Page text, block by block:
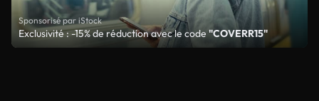
Sponsorisé par iStock
Exclusivité : -15% de réduction avec le code"COVERR15"